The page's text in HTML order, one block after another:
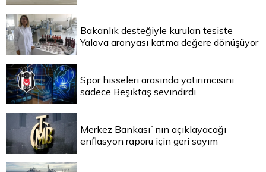
Bakanlık desteğiyle kurulan tesiste
Yalova aronyası katma değere dönüşüyor
Spor hisseleri arasında yatırımcısını
sadece Beşiktaş sevindirdi
Merkez Bankası`nın açıklayacağı
enflasyon raporu için geri sayım